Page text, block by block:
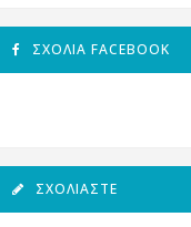
ΣΧΌΛΙΑ FACEBOOK
ΣΧΟΛΙΆΣΤΕ